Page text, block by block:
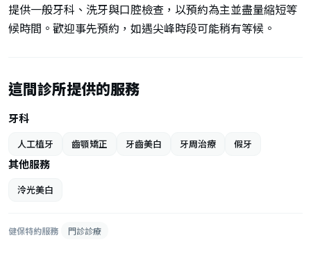
提供一般牙科、洗牙與口腔檢查，以預約為主並盡量縮短等
候時間。歡迎事先預約，如遇尖峰時段可能稍有等候。
這間診所提供的服務
牙科
人工植牙 齒顎矯正 牙齒美白 牙周治療 假牙
其他服務
泠光美白
健保特約服務 門診診療